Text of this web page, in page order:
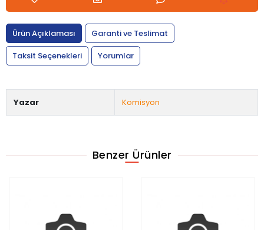
Ürün Açıklaması
Garanti ve Teslimat
Taksit Seçenekleri
Yorumlar
Yazar Komisyon
Benzer Ürünler